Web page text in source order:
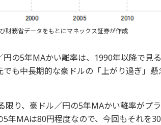
財務省データをもとにマネックス証券が作成
の5年MAかい離率は、1990年以降で見
も中長期的な豪ドルの「上がり過ぎ」
限り、豪ドル／円の5年MAかい離率がプ
年MAは80円程度なので、今回もそれを